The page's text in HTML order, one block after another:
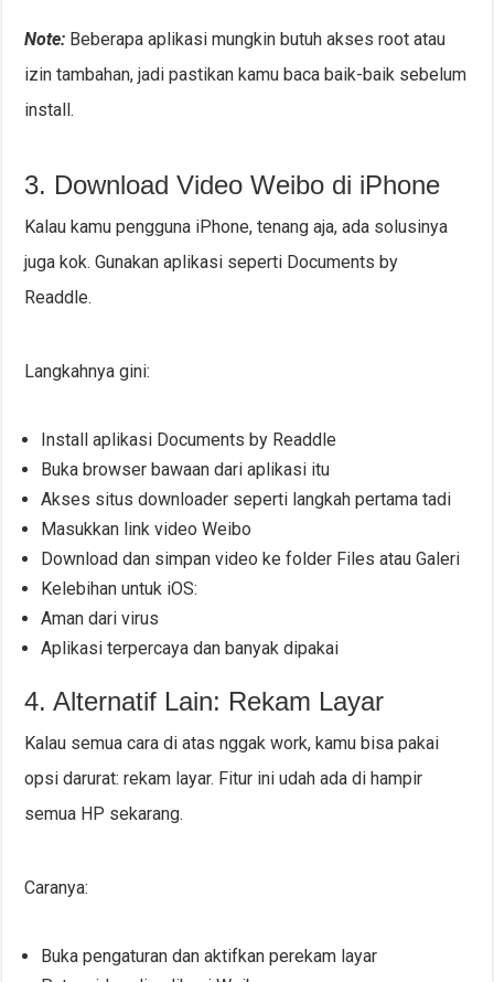
Note: Beberapa aplikasi mungkin butuh akses root atau
izin tambahan, jadi pastikan kamu baca baik-baik sebelum
install.
3. Download Video Weibo di iPhone
Kalau kamu pengguna iPhone, tenang aja, ada solusinya
juga kok. Gunakan aplikasi seperti Documents by
Readdle.
Langkahnya gini:
Install aplikasi Documents by Readdle
Buka browser bawaan dari aplikasi itu
Akses situs downloader seperti langkah pertama tadi
Masukkan link video Weibo
Download dan simpan video ke folder Files atau Galeri
Kelebihan untuk iOS:
Aman dari virus
Aplikasi terpercaya dan banyak dipakai
4. Alternatif Lain: Rekam Layar
Kalau semua cara di atas nggak work, kamu bisa pakai
opsi darurat: rekam layar. Fitur ini udah ada di hampir
semua HP sekarang.
Caranya:
Buka pengaturan dan aktifkan perekam layar